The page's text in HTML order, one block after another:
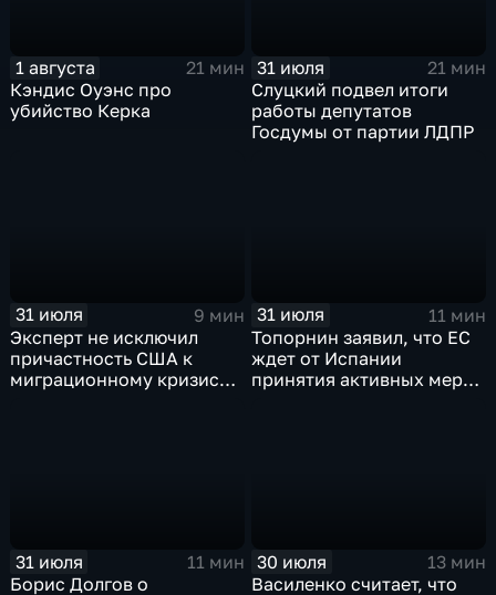
1 августа
21 мин
Кэндис Оуэнс про
убийство Керка
31 июля
21 мин
Слуцкий подвел итоги
работы депутатов
Госдумы от партии ЛДПР
31 июля
9 мин
Эксперт не исключил
причастность США к
миграционному кризису в
31 июля
11 мин
Топорнин заявил, что ЕС
ждет от Испании
принятия активных мер
31 июля
11 мин
Борис Долгов о
30 июля
13 мин
Василенко считает, что